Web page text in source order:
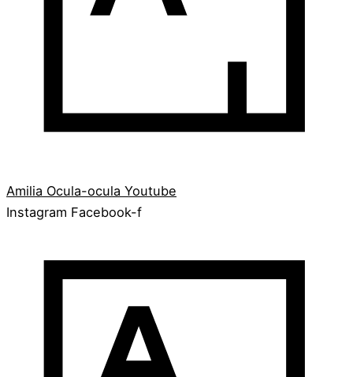
Amilia Ocula-ocula Youtube
Instagram Facebook-f